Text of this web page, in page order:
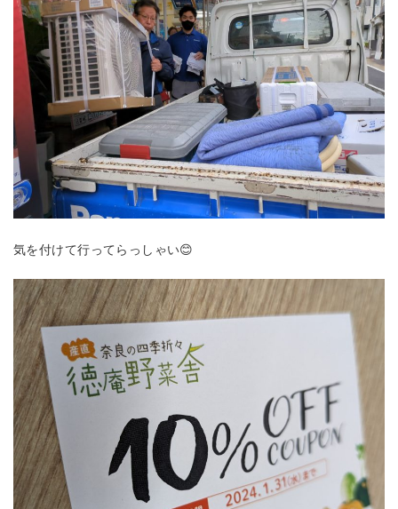
気を付けて行ってらっしゃい😊